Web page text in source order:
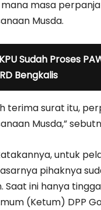
mana masa
Musda.
KPU Sudah Proses
Bengkalis
terima surat itu,
Musda,”
untuk
pihaknya
Saat ini hanya
(Ketum) DPP